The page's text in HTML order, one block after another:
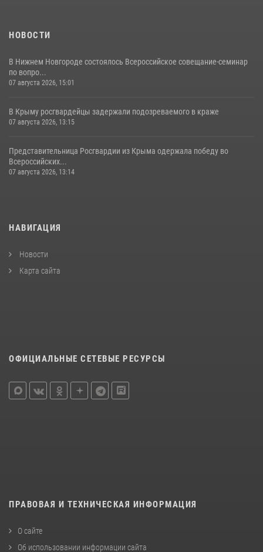
НОВОСТИ
В Нижнем Новгороде состоялось Всероссийское совещание-семинар
по вопро...
07 августа 2026, 15:01
В Крыму росгвардейцы задержали подозреваемого в краже
07 августа 2026, 13:15
Представительница Росгвардии из Крыма одержала победу во
Всероссийских...
07 августа 2026, 13:14
НАВИГАЦИЯ
Новости
Карта сайта
ОФИЦИАЛЬНЫЕ СЕТЕВЫЕ РЕСУРСЫ
ПРАВОВАЯ И ТЕХНИЧЕСКАЯ ИНФОРМАЦИЯ
О сайте
Об использовании информации сайта